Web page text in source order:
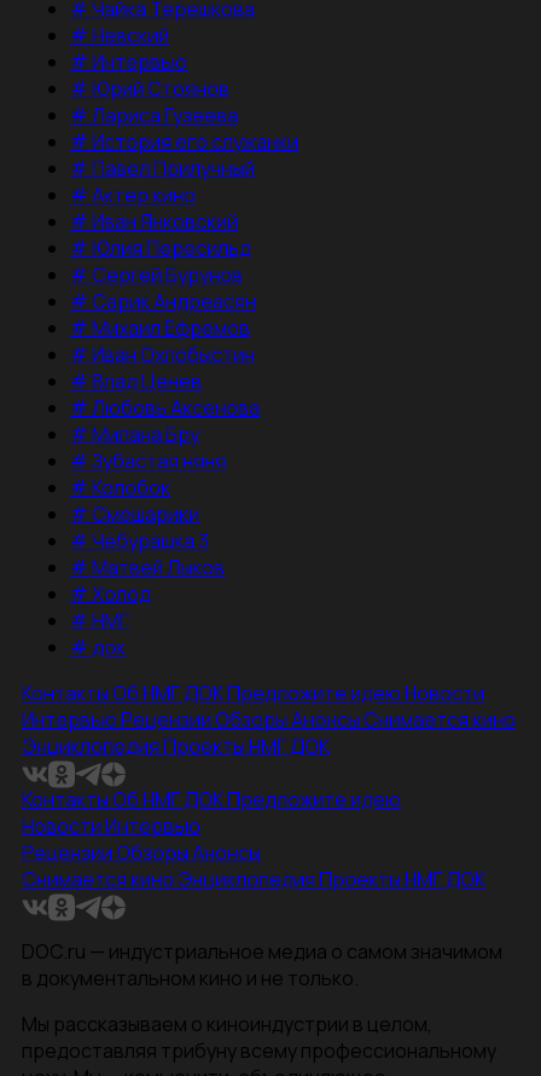
#Чайка Терешкова
#Невский
#Интервью
#Юрий Стоянов
#Лариса Гузеева
#История его служанки
#Павел Прилучный
#Актер кино
#Иван Янковский
#Юлия Пересильд
#Сергей Бурунов
#Сарик Андреасян
#Михаил Ефремов
#Иван Охлобыстин
#Влад Ценев
#Любовь Аксенова
#Милана Бру
#Зубастая няня
#Колобок
#Смешарики
#Чебурашка 3
#Матвей Лыков
#Холод
#НМГ
#док
КонтактыОб НМГ ДОКПредложите идеюНовости
ИнтервьюРецензииОбзорыАнонсыСнимается кино
ЭнциклопедияПроекты НМГ ДОК
КонтактыОб НМГ ДОКПредложите идею
НовостиИнтервью
РецензииОбзорыАнонсы
Снимается кино ЭнциклопедияПроекты НМГ ДОК
DOC.ru — индустриальное медиа о самом значимом
в документальном кино и не только.
Мы рассказываем о киноиндустрии в целом,
предоставляя трибуну всему профессиональному